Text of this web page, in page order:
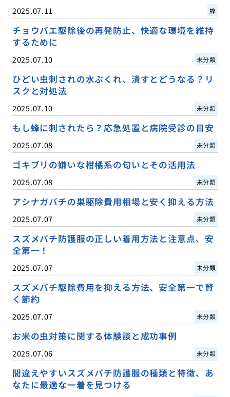
2025.07.11 蜂
チョウバエ駆除後の再発防止、快適な環境を維持
するために
2025.07.10 未分類
ひどい虫刺されの水ぶくれ、潰すとどうなる？リ
スクと対処法
2025.07.10 未分類
もし蜂に刺されたら？応急処置と病院受診の目安
2025.07.08 未分類
ゴキブリの嫌いな柑橘系の匂いとその活用法
2025.07.08 未分類
アシナガバチの巣駆除費用相場と安く抑える方法
2025.07.07 未分類
スズメバチ防護服の正しい着用方法と注意点、安
全第一！
2025.07.07 未分類
スズメバチ駆除費用を抑える方法、安全第一で賢
く節約
2025.07.07 未分類
お米の虫対策に関する体験談と成功事例
2025.07.06 未分類
間違えやすいスズメバチ防護服の種類と特徴、あ
なたに最適な一着を見つける